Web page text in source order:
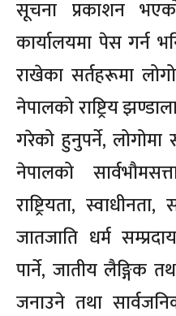
सूचना प्रकाशन
कार्यालयमा पेस गर्न
राखेका सर्तहरूमा
नेपालको राष्ट्रिय
गरेको हुनुपर्ने,
नेपालको
राष्ट्रियता,
जातजाति धर्म
पार्ने, जातीय लैङ्गिक
जनाउने तथा